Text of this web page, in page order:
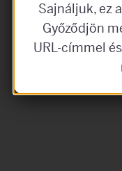
Sajnáljuk, ez
Győződjön
URL-címmel